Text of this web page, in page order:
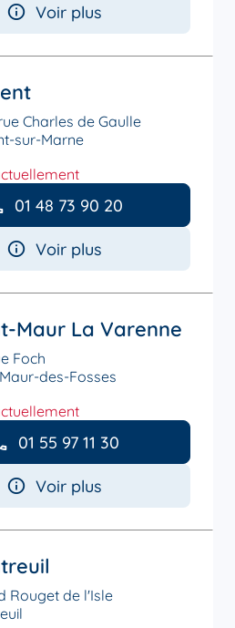
Voir plus
Charles de Gaulle
sur-Marne
01 48 73 90 20
Voir plus
Maur La Varenne
Foch
des-Fosses
01 55 97 11 30
Voir plus
Rouget de l'Isle